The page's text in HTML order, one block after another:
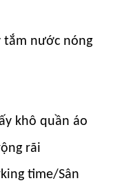
nước nóng
khô quần áo
rãi
time/Sân